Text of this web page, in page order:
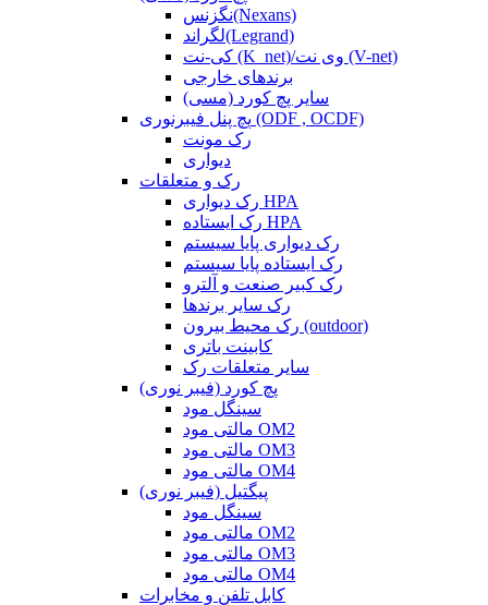
نگزنس(Nexans)
لگراند(Legrand)
کی-نت (K_net)/وی نت (V-net)
برندهای خارجی
سایر پچ کورد (مسی)
پچ پنل فیبرنوری (ODF , OCDF)
رک مونت
دیواری
رک و متعلقات
رک دیواری HPA
رک ایستاده HPA
رک دیواری پایا سیستم
رک ایستاده پایا سیستم
رک کبیر صنعت و آلترو
رک سایر برندها
رک محیط بیرون (outdoor)
کابینت باتری
سایر متعلقات رک
پچ کورد (فیبر نوری)
سینگل مود
مالتی مود OM2
مالتی مود OM3
مالتی مود OM4
پیگتیل (فیبر نوری)
سینگل مود
مالتی مود OM2
مالتی مود OM3
مالتی مود OM4
کابل تلفن و مخابرات